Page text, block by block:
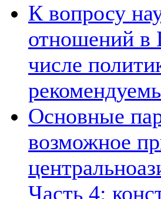
К вопросу
отношений в
числе
Основные
возможное
Часть 4: